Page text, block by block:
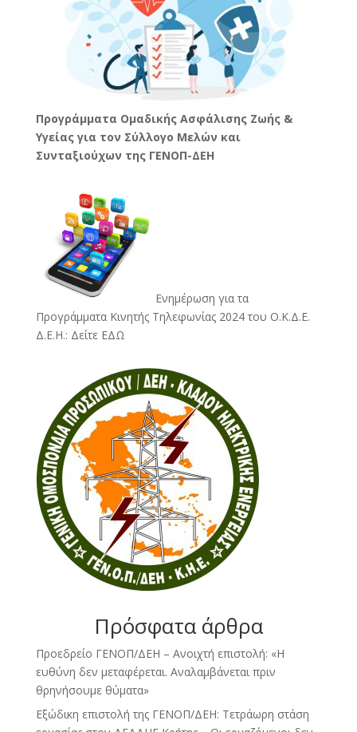
Προγράμματα Ομαδικής Ασφάλισης Ζωής &
Υγείας για τον Σύλλογο Μελών και
Συνταξιούχων της ΓΕΝΟΠ-ΔΕΗ
Ενημέρωση για τα
Προγράμματα Κινητής Τηλεφωνίας 2024 του Ο.Κ.Δ.Ε.
Δ.Ε.Η.: Δείτε ΕΔΩ
Πρόσφατα άρθρα
Προεδρείο ΓΕΝΟΠ/ΔΕΗ – Ανοιχτή επιστολή: «Η
ευθύνη δεν μεταφέρεται. Αναλαμβάνεται πριν
θρηνήσουμε θύματα»
Εξώδικη επιστολή της ΓΕΝΟΠ/ΔΕΗ: Τετράωρη στάση